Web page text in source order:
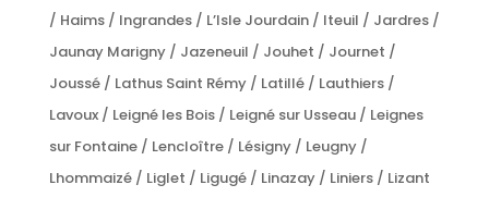
/ Haims / Ingrandes / L’Isle Jourdain / Iteuil / Jardres /
Jaunay Marigny / Jazeneuil / Jouhet / Journet /
Joussé / Lathus Saint Rémy / Latillé / Lauthiers /
Lavoux / Leigné les Bois / Leigné sur Usseau / Leignes
sur Fontaine / Lencloître / Lésigny / Leugny /
Lhommaizé / Liglet / Ligugé / Linazay / Liniers / Lizant